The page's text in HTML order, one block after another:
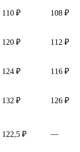
110 ₽ 108 ₽
120 ₽ 112 ₽
124 ₽ 116 ₽
132 ₽ 126 ₽
122,5 ₽ —